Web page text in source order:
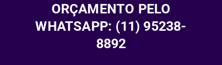
ORÇAMENTO PELO
WHATSAPP: (11) 95238-
8892